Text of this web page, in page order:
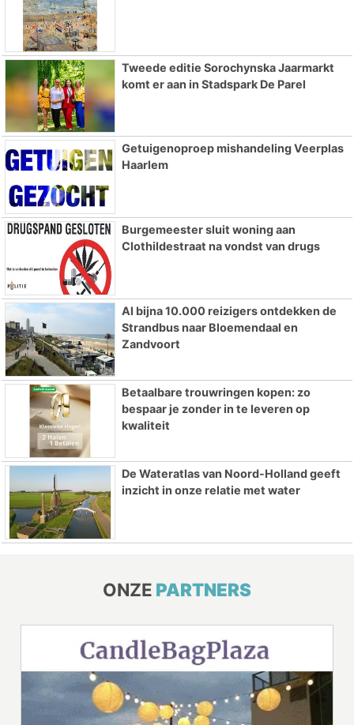
Tweede editie Sorochynska Jaarmarkt
komt er aan in Stadspark De Parel
Getuigenoproep mishandeling Veerplas
Haarlem
Burgemeester sluit woning aan
Clothildestraat na vondst van drugs
Al bijna 10.000 reizigers ontdekken de
Strandbus naar Bloemendaal en
Zandvoort
Betaalbare trouwringen kopen: zo
bespaar je zonder in te leveren op
kwaliteit
De Wateratlas van Noord-Holland geeft
inzicht in onze relatie met water
ONZE PARTNERS